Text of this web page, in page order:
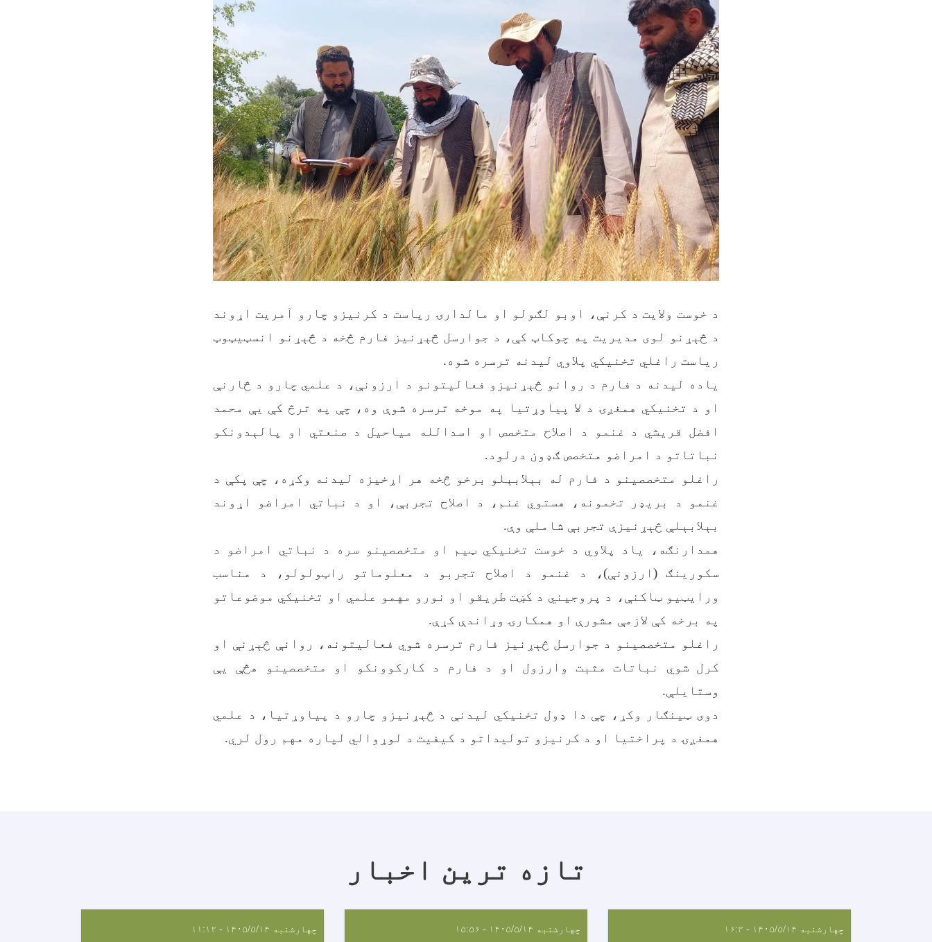
د خوست ولایت د کرنې، اوبو لګولو او مالدارۍ ریاست د کرنیزو چارو آمریت اړوند
د څېړنو لوی مدیریت په چوکاټ کې، د جوارسل څېړنیز فارم څخه د څېړنو انسټیټوټ
ریاست راغلي تخنیکي پلاوي لیدنه ترسره شوه.
یاده لیدنه د فارم د روانو څېړنیزو فعالیتونو د ارزونې، د علمي چارو د څارنې
او د تخنیکي همغږۍ د لا پیاوړتیا په موخه ترسره شوې وه، چې په ترڅ کې یې محمد
افضل قریشي د غنمو د اصلاح متخصص او اسدالله میاحیل د صنعتي او پالېدونکو
نباتاتو د امراضو متخصص ګډون درلود.
راغلو متخصصینو د فارم له بېلابېلو برخو څخه هر اړخیزه لیدنه وکړه، چې پکې د
غنمو د بریډر تخمونه، هستوي غنم، د اصلاح تجربې، او د نباتي امراضو اړوند
بېلابېلې څېړنیزې تجربې شاملې وې.
همدارنګه، یاد پلاوي د خوست تخنیکي ټیم او متخصصینو سره د نباتي امراضو د
سکورینګ (ارزونې)، د غنمو د اصلاح تجربو د معلوماتو راټولولو، د مناسب
ورایټیو ټاکنې، د پروجیني د کښت طریقو او نورو مهمو علمي او تخنیکي موضوعاتو
په برخه کې لازمې مشورې او همکارۍ وړاندې کړې.
راغلو متخصصینو د جوارسل څېړنیز فارم ترسره شوي فعالیتونه، روانې څېړنې او
کرل شوي نباتات مثبت وارزول او د فارم د کارکوونکو او متخصصینو هڅې یې
وستایلې.
دوی ټینګار وکړ، چې دا ډول تخنیکي لیدنې د څېړنیزو چارو د پیاوړتیا، د علمي
همغږۍ د پراختیا او د کرنیزو تولیداتو د کیفیت د لوړوالي لپاره مهم رول لري.
تازه ترین اخبار
چهارشنبه ۱۴۰۵/۵/۱۴ - ۱۶:۳ چهارشنبه ۱۴۰۵/۵/۱۴ - ۱۵:۵۶ چهارشنبه ۱۴۰۵/۵/۱۴ - ۱۱:۱۲